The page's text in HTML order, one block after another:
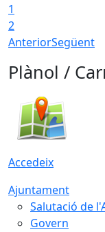
1
2
AnteriorSegüent
Plànol /
Accedeix
Ajuntament
Salutació de
Govern